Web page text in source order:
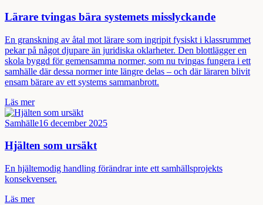
Lärare tvingas bära systemets misslyckande
En granskning av åtal mot lärare som ingripit fysiskt i klassrummet
pekar på något djupare än juridiska oklarheter. Den blottlägger en
skola byggd för gemensamma normer, som nu tvingas fungera i ett
samhälle där dessa normer inte längre delas – och där läraren blivit
ensam bärare av ett systems sammanbrott.
Läs mer
Samhälle16 december 2025
Hjälten som ursäkt
En hjältemodig handling förändrar inte ett samhällsprojekts
konsekvenser.
Läs mer